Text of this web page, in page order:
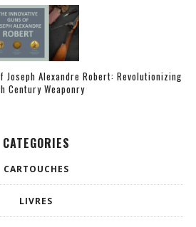
Joseph Alexandre Robert: Revolutionizing
Century Weaponry
CATEGORIES
CARTOUCHES
LIVRES